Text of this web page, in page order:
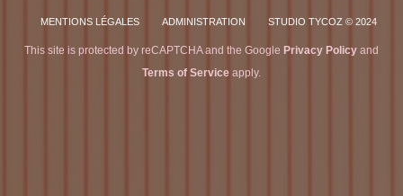
MENTIONS LÉGALES ADMINISTRATION STUDIO TYCOZ © 2024
This site is protected by reCAPTCHA and the Google Privacy Policy and
Terms of Service apply.